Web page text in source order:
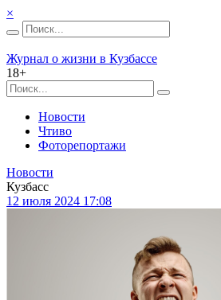
×
Журнал о жизни в Кузбассе
18+
Новости
Чтиво
Фоторепортажи
Новости
Кузбасс
12 июля 2024 17:08